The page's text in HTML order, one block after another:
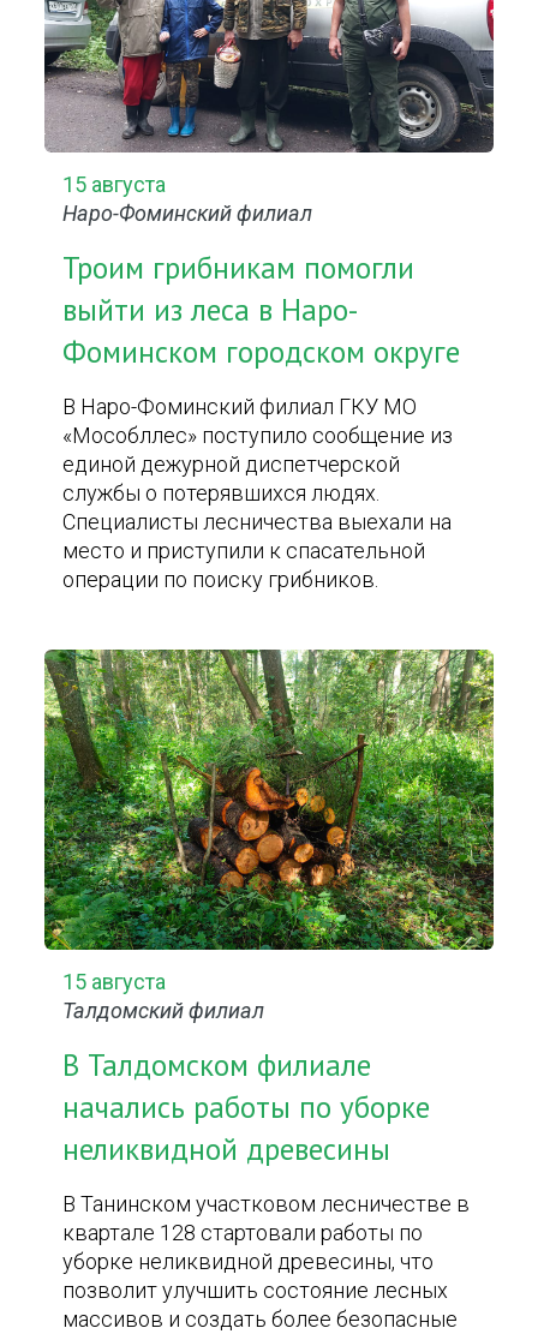
15 августа
Наро-Фоминский филиал
Троим грибникам помогли
выйти из леса в Наро-
Фоминском городском округе
В Наро-Фоминский филиал ГКУ МО
«Мособллес» поступило сообщение из
единой дежурной диспетчерской
службы о потерявшихся людях.
Специалисты лесничества выехали на
место и приступили к спасательной
операции по поиску грибников.
15 августа
Талдомский филиал
В Талдомском филиале
начались работы по уборке
неликвидной древесины
В Танинском участковом лесничестве в
квартале 128 стартовали работы по
уборке неликвидной древесины, что
позволит улучшить состояние лесных
массивов и создать более безопасные